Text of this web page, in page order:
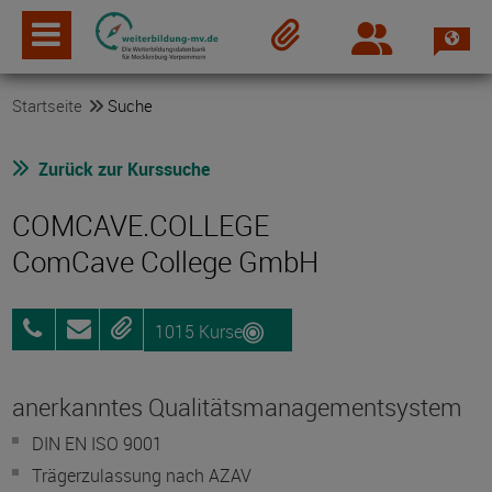
Login
Startseite Suche
Zurück zur Kurssuche
COMCAVE.COLLEGE
ComCave College GmbH
0800
25072012
AnfragenMerken1015 Kurse
anerkanntes Qualitätsmanagementsystem
DIN EN ISO 9001
Trägerzulassung nach AZAV